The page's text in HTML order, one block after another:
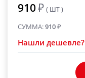
910₽ ( ШТ )
СУММА:910₽
Нашли дешевле?